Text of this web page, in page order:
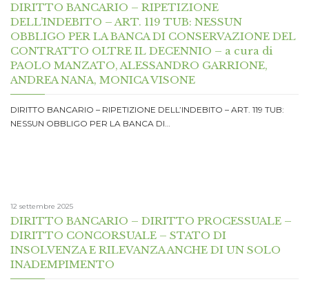
DIRITTO BANCARIO – RIPETIZIONE
DELL’INDEBITO – ART. 119 TUB: NESSUN
OBBLIGO PER LA BANCA DI CONSERVAZIONE DEL
CONTRATTO OLTRE IL DECENNIO – a cura di
PAOLO MANZATO, ALESSANDRO GARRIONE,
ANDREA NANA, MONICA VISONE
DIRITTO BANCARIO – RIPETIZIONE DELL’INDEBITO – ART. 119 TUB:
NESSUN OBBLIGO PER LA BANCA DI…
12 settembre 2025
DIRITTO BANCARIO – DIRITTO PROCESSUALE –
DIRITTO CONCORSUALE – STATO DI
INSOLVENZA E RILEVANZA ANCHE DI UN SOLO
INADEMPIMENTO